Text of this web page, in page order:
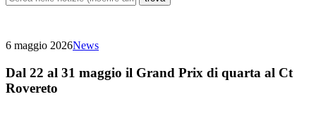
6 maggio 2026News
Dal 22 al 31 maggio il Grand Prix di quarta al Ct
Rovereto